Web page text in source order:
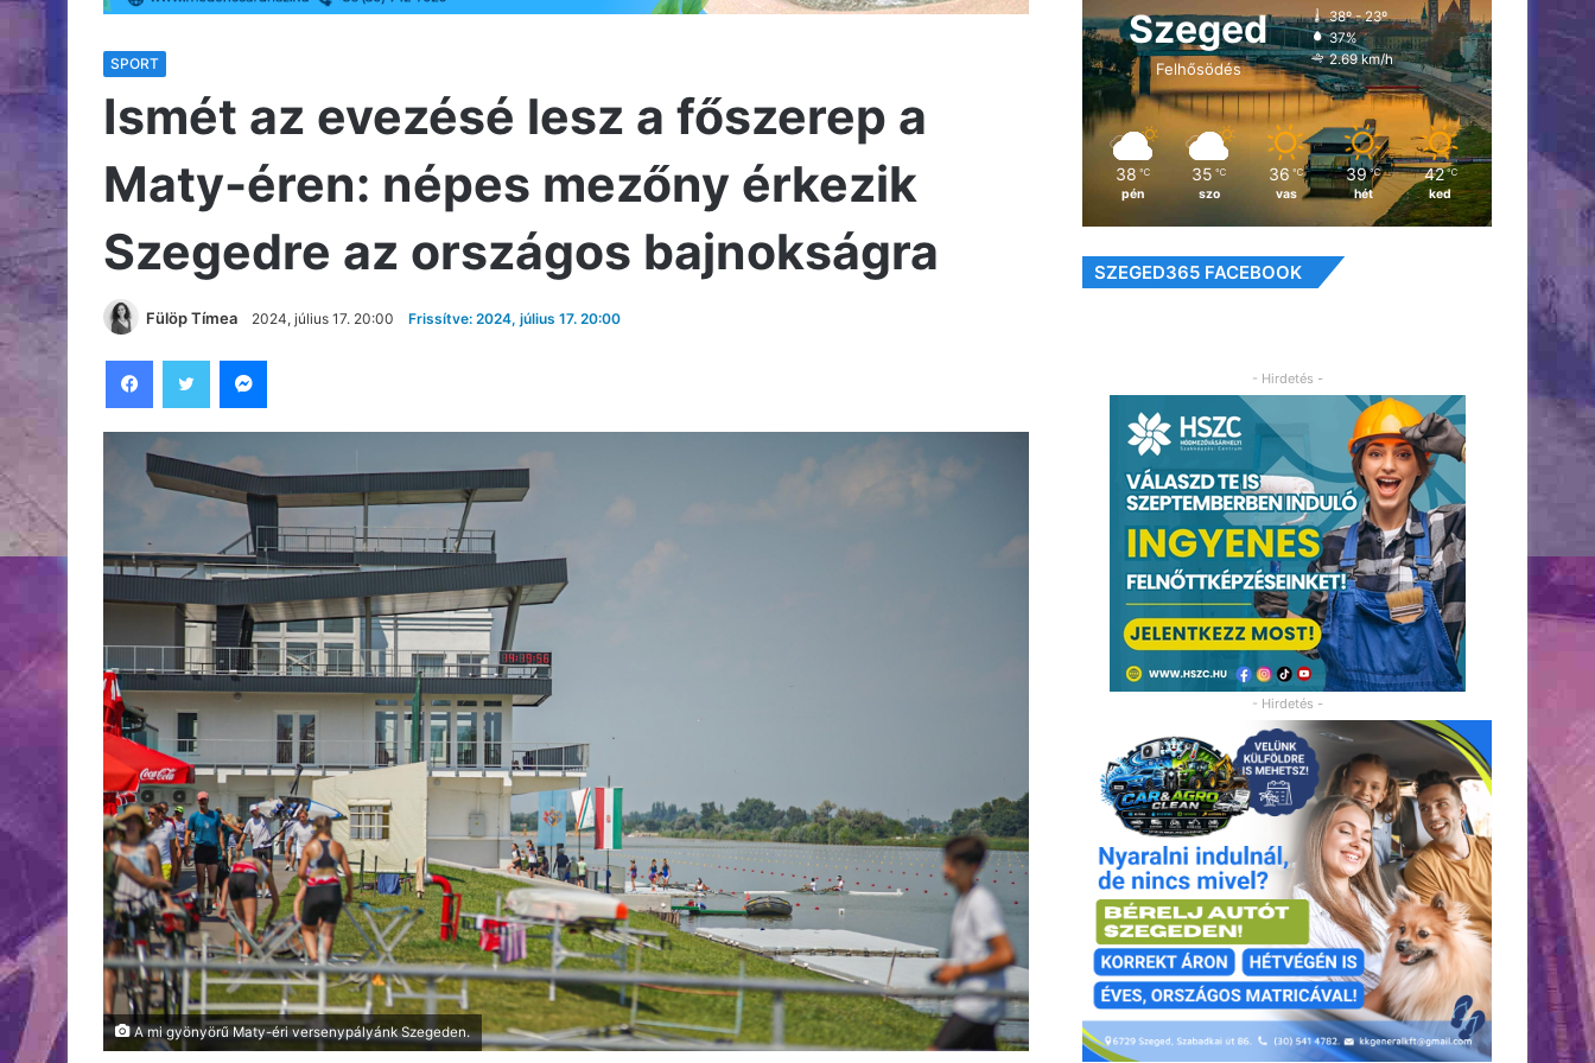
SPORT
Ismét az evezésé lesz a főszerep a
Maty-éren: népes mezőny érkezik
Szegedre az országos bajnokságra
Fülöp Tímea 2024, július 17. 20:00 Frissítve: 2024, július 17. 20:00
A mi gyönyörű Maty-éri versenypályánk Szegeden.
Szeged
Felhősödés
38º - 23º
37%
2.69 km/h
38 ℃
pén
35 ℃
szo
36 ℃
vas
39 ℃
hét
42 ℃
ked
SZEGED365 FACEBOOK
- Hirdetés -
- Hirdetés -